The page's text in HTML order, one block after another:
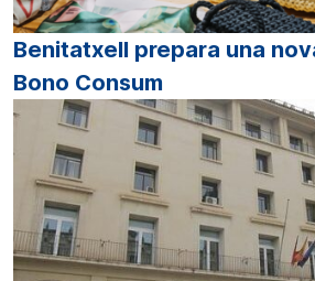
Benitatxell prepara una
Bono Consum